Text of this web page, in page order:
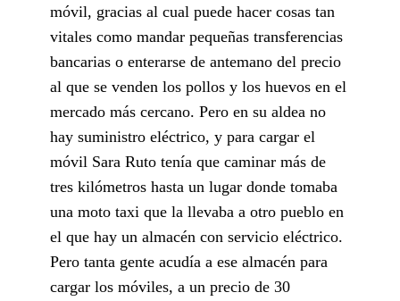
móvil, gracias al cual puede hacer cosas tan
vitales como mandar pequeñas transferencias
bancarias o enterarse de antemano del precio
al que se venden los pollos y los huevos en el
mercado más cercano. Pero en su aldea no
hay suministro eléctrico, y para cargar el
móvil Sara Ruto tenía que caminar más de
tres kilómetros hasta un lugar donde tomaba
una moto taxi que la llevaba a otro pueblo en
el que hay un almacén con servicio eléctrico.
Pero tanta gente acudía a ese almacén para
cargar los móviles, a un precio de 30